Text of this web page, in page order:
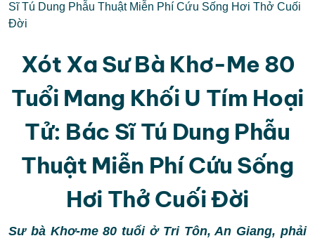
Sĩ Tú Dung Phẫu Thuật Miễn Phí Cứu Sống Hơi Thở Cuối
Đời
Xót Xa Sư Bà Khơ-Me 80
Tuổi Mang Khối U Tím Hoại
Tử: Bác Sĩ Tú Dung Phẫu
Thuật Miễn Phí Cứu Sống
Hơi Thở Cuối Đời
Sư bà Khơ-me 80 tuổi ở Tri Tôn, An Giang, phải